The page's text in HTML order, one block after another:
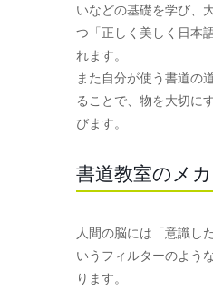
いなどの基礎を学び、
つ「正しく美しく日本
れます。
また自分が使う書道の
ることで、物を大切に
びます。
書道教室のメ
人間の脳には「意識し
いうフィルターのよう
ります。